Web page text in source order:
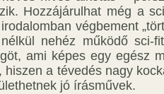
Hozzájárulhat még a
végbement
nehéz működő sci-
ami képes egy egész
hiszen a tévedés nagy
jó írásművek.